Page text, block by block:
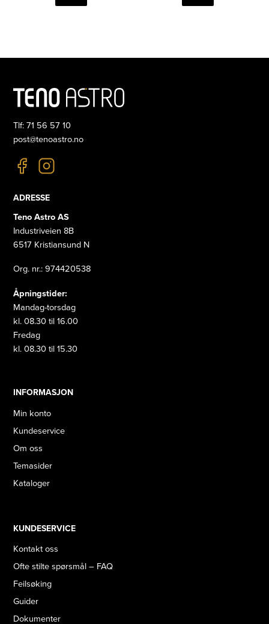
Tlf: 71 56 57 10
post@tenoastro.no
ADRESSE
Teno Astro AS
Industriveien 8B
6517 Kristiansund N
Org. nr.: 974420538
Åpningstider:
Mandag-torsdag
kl. 08.30 til 16.00
Fredag
kl. 08.30 til 15.30
INFORMASJON
Min konto
Kundeservice
Om oss
Temasider
Kataloger
KUNDESERVICE
Kontakt oss
Ofte stilte spørsmål – FAQ
Feilsøking
Guider
Dokumenter